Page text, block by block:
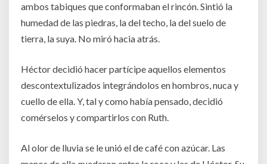
ambos tabiques que conformaban el rincón. Sintió la
humedad de las piedras, la del techo, la del suelo de
tierra, la suya. No miró hacia atrás.
Héctor decidió hacer partícipe aquellos elementos
descontextulizados integrándolos en hombros, nuca y
cuello de ella. Y, tal y como había pensado, decidió
comérselos y compartirlos con Ruth.
Al olor de lluvia se le unió el de café con azúcar. Las